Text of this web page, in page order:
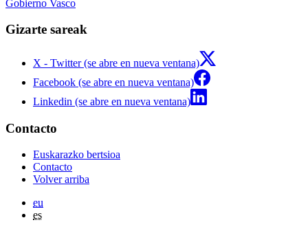
Gobierno Vasco
Gizarte sareak
X - Twitter (se abre en nueva ventana)
Facebook (se abre en nueva ventana)
Linkedin (se abre en nueva ventana)
Contacto
Euskarazko bertsioa
Contacto
Volver arriba
eu
es